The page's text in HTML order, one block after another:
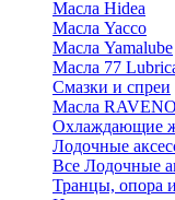
Масла Hidea
Масла Yacco
Масла Yamalube
Масла 77
Смазки и спреи
Масла
Охлаждающие
Лодочные
Все Лодочные
Транцы, опора